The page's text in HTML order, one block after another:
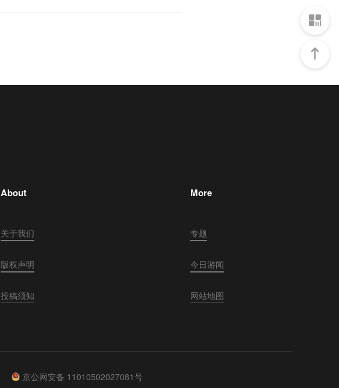
About
关于我们
版权声明
投稿须知
More
专题
今日游闻
网站地图
京公网安备 11010502027081号